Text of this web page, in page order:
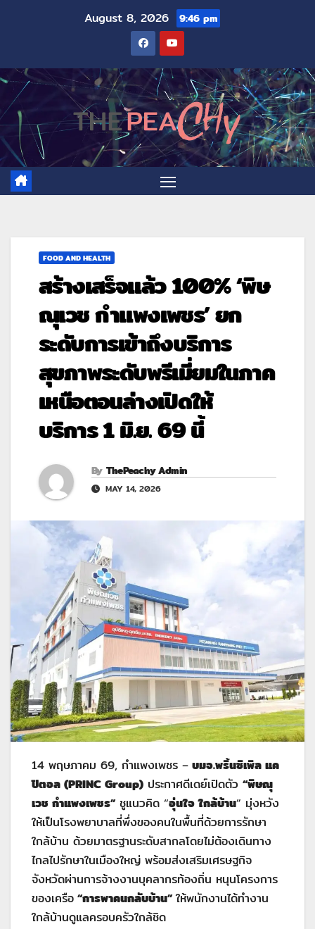
August 8, 2026 9:46 pm
FOOD AND HEALTH
สร้างเสร็จแล้ว 100% ‘พิษ
ณุเวช กำแพงเพชร’ ยก
ระดับการเข้าถึงบริการ
สุขภาพระดับพรีเมี่ยมในภาค
เหนือตอนล่างเปิดให้
บริการ 1 มิ.ย. 69 นี้
By ThePeachy Admin
MAY 14, 2026
14 พฤษภาคม 69, กำแพงเพชร – บมจ.พริ้นซิเพิล แค
ปิตอล (PRINC Group) ประกาศดีเดย์เปิดตัว “พิษณุ
เวช กำแพงเพชร” ชูแนวคิด “อุ่นใจ ใกล้บ้าน” มุ่งหวัง
ให้เป็นโรงพยาบาลที่พึ่งของคนในพื้นที่ด้วยการรักษา
ใกล้บ้าน ด้วยมาตรฐานระดับสากลโดยไม่ต้องเดินทาง
ไกลไปรักษาในเมืองใหญ่ พร้อมส่งเสริมเศรษฐกิจ
จังหวัดผ่านการจ้างงานบุคลากรท้องถิ่น หนุนโครงการ
ของเครือ “การพาคนกลับบ้าน”ให้พนักงานได้ทำงาน
ใกล้บ้านดูแลครอบครัวใกล้ชิด